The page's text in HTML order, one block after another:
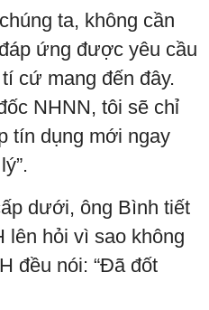
ta, không cần
ứng được yêu cầu
cứ mang đến đây.
NHNN, tôi sẽ chỉ
tín dụng mới ngay
dưới, ông Bình tiết
lên hỏi vì sao không
đều nói: “Đã đốt